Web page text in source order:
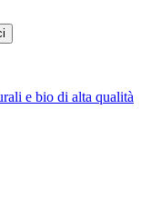
e bio di alta qualità